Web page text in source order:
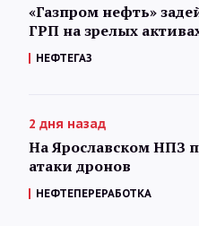
«Газпром нефть»
ГРП на зрелых
НЕФТЕГАЗ
2 дня назад
На Ярославском НПЗ
атаки дронов
НЕФТЕПЕРЕРАБОТКА